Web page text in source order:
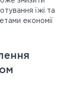
їжі та
економії